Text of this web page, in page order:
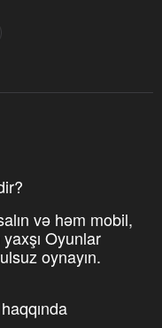
və həm mobil,
Oyunlar
oynayın.